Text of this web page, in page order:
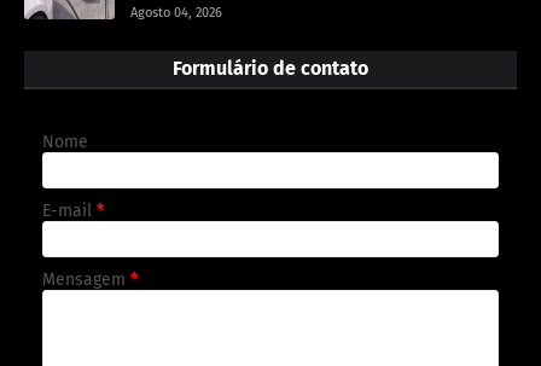
Agosto 04, 2026
Formulário de contato
Nome
E-mail *
Mensagem *